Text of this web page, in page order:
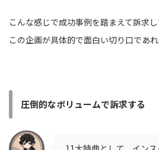
こんな感じで成功事例を踏まえて訴求し
この企画が具体的で面白い切り口であれ
圧倒的なボリュームで訴求する